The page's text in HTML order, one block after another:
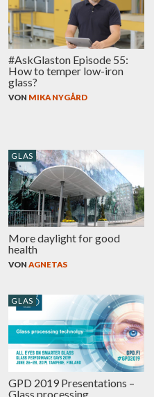
#AskGlaston Episode 55:
How to temper low-iron
glass?
VON MIKA NYGÅRD
GLAS
More daylight for good
health
VON AGNETAS
GLAS
GPD 2019 Presentations –
Glass processing